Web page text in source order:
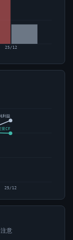
25/12
業CF
利益
25/12
意